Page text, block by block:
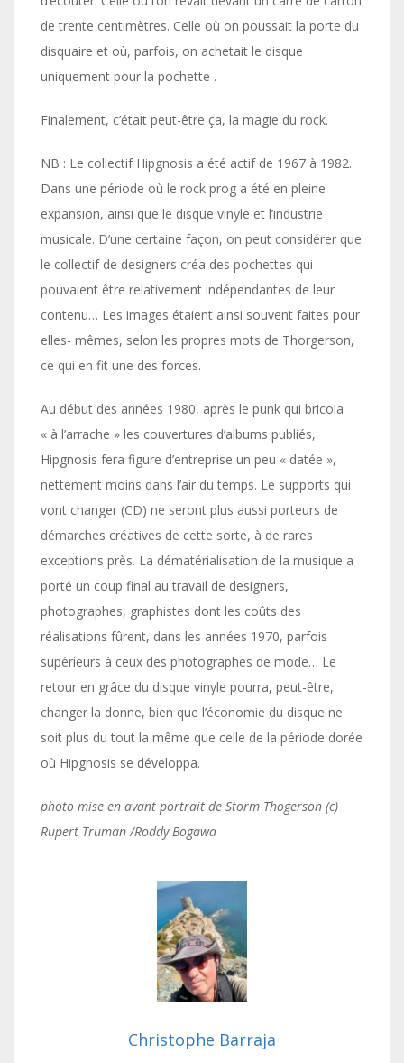
de trente centimètres. Celle où on poussait la porte du
disquaire et où, parfois, on achetait le disque
uniquement pour la pochette .
Finalement, c’était peut-être ça, la magie du rock.
NB : Le collectif Hipgnosis a été actif de 1967 à 1982.
Dans une période où le rock prog a été en pleine
expansion, ainsi que le disque vinyle et l’industrie
musicale. D’une certaine façon, on peut considérer que
le collectif de designers créa des pochettes qui
pouvaient être relativement indépendantes de leur
contenu… Les images étaient ainsi souvent faites pour
elles- mêmes, selon les propres mots de Thorgerson,
ce qui en fit une des forces.
Au début des années 1980, après le punk qui bricola
« à l’arrache » les couvertures d’albums publiés,
Hipgnosis fera figure d’entreprise un peu « datée »,
nettement moins dans l’air du temps. Le supports qui
vont changer (CD) ne seront plus aussi porteurs de
démarches créatives de cette sorte, à de rares
exceptions près. La dématérialisation de la musique a
porté un coup final au travail de designers,
photographes, graphistes dont les coûts des
réalisations fûrent, dans les années 1970, parfois
supérieurs à ceux des photographes de mode… Le
retour en grâce du disque vinyle pourra, peut-être,
changer la donne, bien que l’économie du disque ne
soit plus du tout la même que celle de la période dorée
où Hipgnosis se développa.
photo mise en avant portrait de Storm Thogerson (c)
Rupert Truman /Roddy Bogawa
Christophe Barraja